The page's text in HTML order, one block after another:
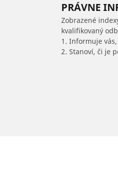
PRÁVNE
Zobrazené
kvalifikovaný
1. Informuje
2. Stanoví, či je